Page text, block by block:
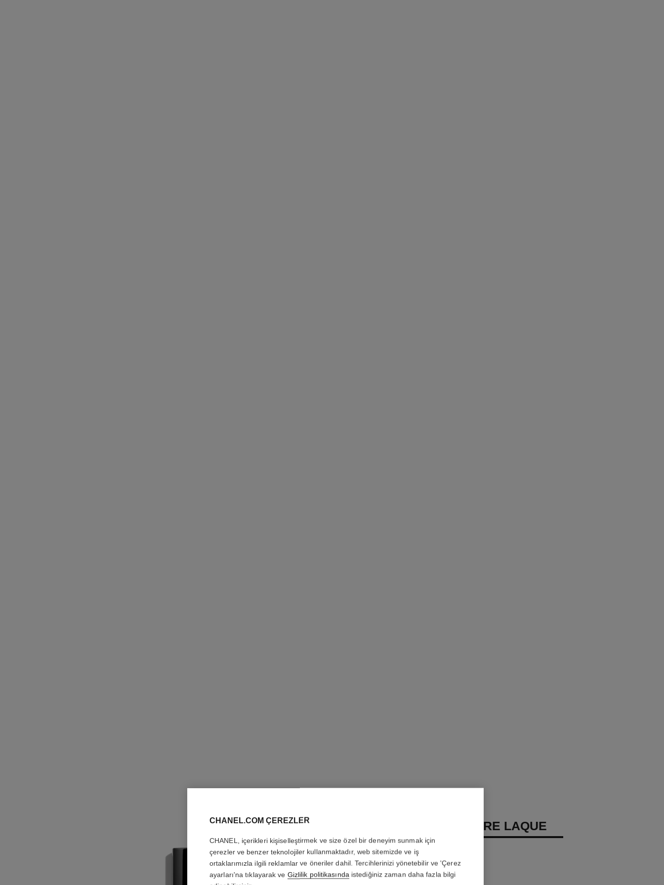
OMBRE PREMIÈRE LAQUE
Uzun Süre Kalici Likit Far
Daha fazla ayrıntı
Ref. 175032
CHANEL.COM ÇEREZLER
CHANEL, içerikleri kişiselleştirmek ve size özel bir deneyim sunmak için
çerezler ve benzer teknolojiler kullanmaktadır, web sitemizde ve iş
ortaklarımızla ilgili reklamlar ve öneriler dahil. Tercihlerinizi yönetebilir ve 'Çerez
ayarları'na tıklayarak ve Gizlilik politikasındaistediğiniz zaman daha fazla bilgi